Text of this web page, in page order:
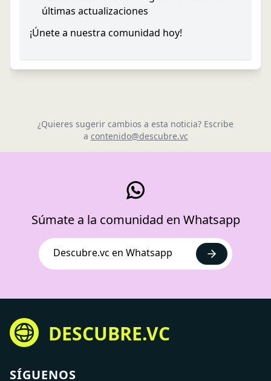
últimas actualizaciones
¡Únete a nuestra comunidad hoy!
¿Quieres sugerir cambios a esta noticia? Escribe
a contenido@descubre.vc
Súmate a la comunidad en Whatsapp
Descubre.vc en Whatsapp
DESCUBRE.VC
SÍGUENOS